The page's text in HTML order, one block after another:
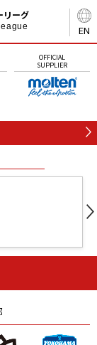
EN
リーグ
OFFICIAL
SUPPLIER
人の星
愛媛Ｌ